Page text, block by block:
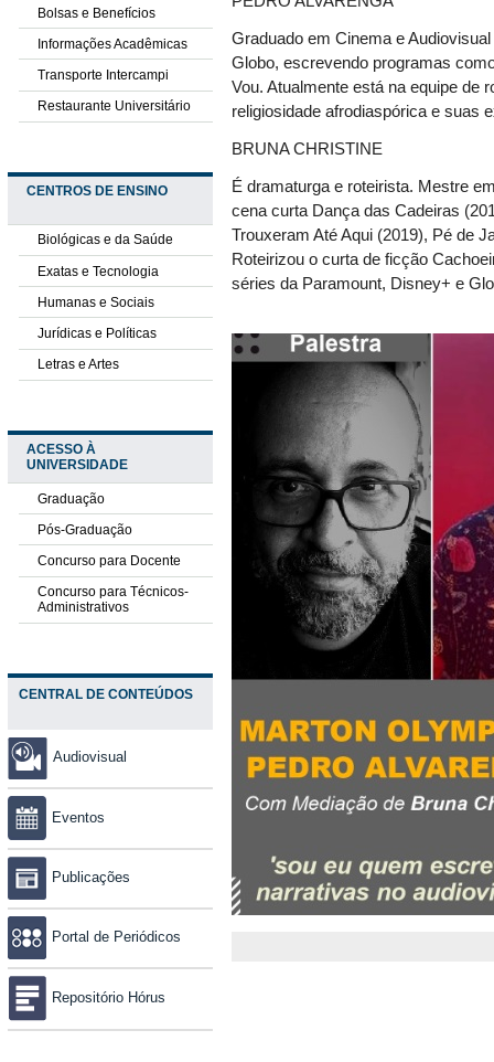
Bolsas e Benefícios
Informações Acadêmicas
Transporte Intercampi
Restaurante Universitário
CENTROS DE ENSINO
Biológicas e da Saúde
Exatas e Tecnologia
Humanas e Sociais
Jurídicas e Políticas
Letras e Artes
ACESSO À
UNIVERSIDADE
Graduação
Pós-Graduação
Concurso para Docente
Concurso para Técnicos-
Administrativos
CENTRAL DE CONTEÚDOS
Audiovisual
Eventos
Publicações
Portal de Periódicos
Repositório Hórus
Graduado em Cinema e
Globo, escrevendo programas
Vou. Atualmente está na equipe de
religiosidade afrodiaspórica e suas
BRUNA CHRISTINE
É dramaturga e roteirista. Mestre
cena curta Dança das Cadeiras
Trouxeram Até Aqui (2019), Pé de
Roteirizou o curta de ficção
séries da Paramount, Disney+ e